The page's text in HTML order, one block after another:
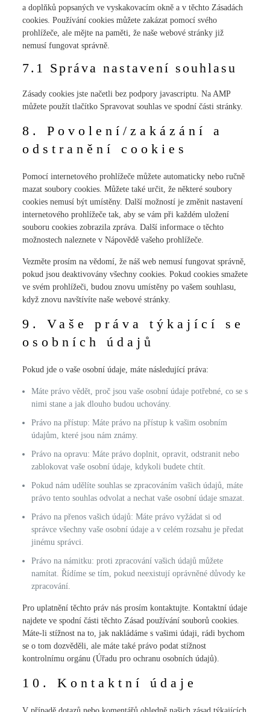
a doplňků popsaných ve vyskakovacím okně a v těchto Zásadách
cookies. Používání cookies můžete zakázat pomocí svého
prohlížeče, ale mějte na paměti, že naše webové stránky již
nemusí fungovat správně.
7.1 Správa nastavení souhlasu
Zásady cookies jste načetli bez podpory javascriptu. Na AMP
můžete použít tlačítko Spravovat souhlas ve spodní části stránky.
8. Povolení/zakázání a
odstranění cookies
Pomocí internetového prohlížeče můžete automaticky nebo ručně
mazat soubory cookies. Můžete také určit, že některé soubory
cookies nemusí být umístěny. Další možností je změnit nastavení
internetového prohlížeče tak, aby se vám při každém uložení
souboru cookies zobrazila zpráva. Další informace o těchto
možnostech naleznete v Nápovědě vašeho prohlížeče.
Vezměte prosím na vědomí, že náš web nemusí fungovat správně,
pokud jsou deaktivovány všechny cookies. Pokud cookies smažete
ve svém prohlížeči, budou znovu umístěny po vašem souhlasu,
když znovu navštívíte naše webové stránky.
9. Vaše práva týkající se
osobních údajů
Pokud jde o vaše osobní údaje, máte následující práva:
Máte právo vědět, proč jsou vaše osobní údaje potřebné, co se s
nimi stane a jak dlouho budou uchovány.
Právo na přístup: Máte právo na přístup k vašim osobním
údajům, které jsou nám známy.
Právo na opravu: Máte právo doplnit, opravit, odstranit nebo
zablokovat vaše osobní údaje, kdykoli budete chtít.
Pokud nám udělíte souhlas se zpracováním vašich údajů, máte
právo tento souhlas odvolat a nechat vaše osobní údaje smazat.
Právo na přenos vašich údajů: Máte právo vyžádat si od
správce všechny vaše osobní údaje a v celém rozsahu je předat
jinému správci.
Právo na námitku: proti zpracování vašich údajů můžete
namítat. Řídíme se tím, pokud neexistují oprávněné důvody ke
zpracování.
Pro uplatnění těchto práv nás prosím kontaktujte. Kontaktní údaje
najdete ve spodní části těchto Zásad používání souborů cookies.
Máte-li stížnost na to, jak nakládáme s vašimi údaji, rádi bychom
se o tom dozvěděli, ale máte také právo podat stížnost
kontrolnímu orgánu (Úřadu pro ochranu osobních údajů).
10. Kontaktní údaje